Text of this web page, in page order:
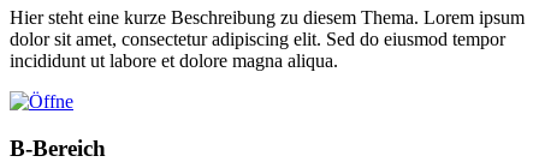
Hier steht eine kurze Beschreibung zu diesem Thema. Lorem ipsum
dolor sit amet, consectetur adipiscing elit. Sed do eiusmod tempor
incididunt ut labore et dolore magna aliqua.
B-Bereich